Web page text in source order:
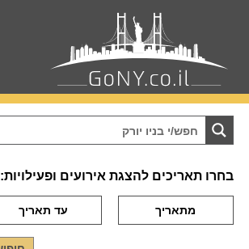
בחרו תאריכים להצגת אירועים ופעילויות: